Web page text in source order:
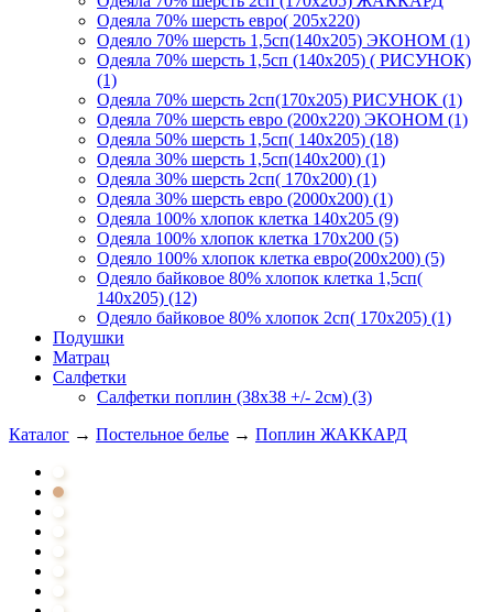
Одеяла 70% шерсть евро( 205х220)
Одеяло 70% шерсть 1,5сп(140х205) ЭКОНОМ (1)
Одеяла 70% шерсть 1,5сп (140х205) ( РИСУНОК)
(1)
Одеяла 70% шерсть 2сп(170х205) РИСУНОК (1)
Одеяла 70% шерсть евро (200х220) ЭКОНОМ (1)
Одеяла 50% шерсть 1,5сп( 140х205) (18)
Одеяла 30% шерсть 1,5сп(140х200) (1)
Одеяла 30% шерсть 2сп( 170х200) (1)
Одеяла 30% шерсть евро (2000х200) (1)
Одеяла 100% хлопок клетка 140х205 (9)
Одеяла 100% хлопок клетка 170х200 (5)
Одеяло 100% хлопок клетка евро(200х200) (5)
Одеяло байковое 80% хлопок клетка 1,5сп(
140х205) (12)
Одеяло байковое 80% хлопок 2сп( 170х205) (1)
Подушки
Матрац
Салфетки
Салфетки поплин (38х38 +/- 2см) (3)
Каталог → Постельное белье → Поплин ЖАККАРД